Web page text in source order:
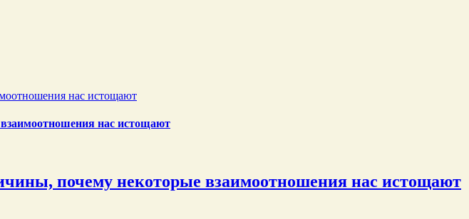
нас истощают
нас истощают
почему некоторые взаимоотношения нас истощают